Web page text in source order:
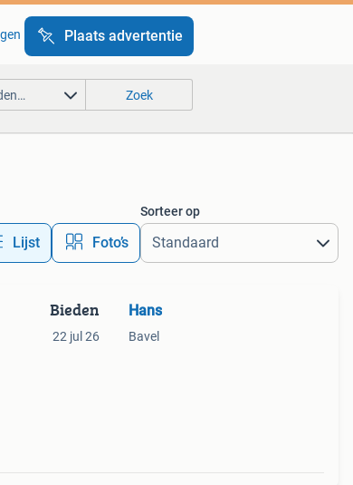
Plaats advertentie
Zoek
Lijst Foto’s
Sorteer op
Bieden
22 jul 26
Hans
Bavel